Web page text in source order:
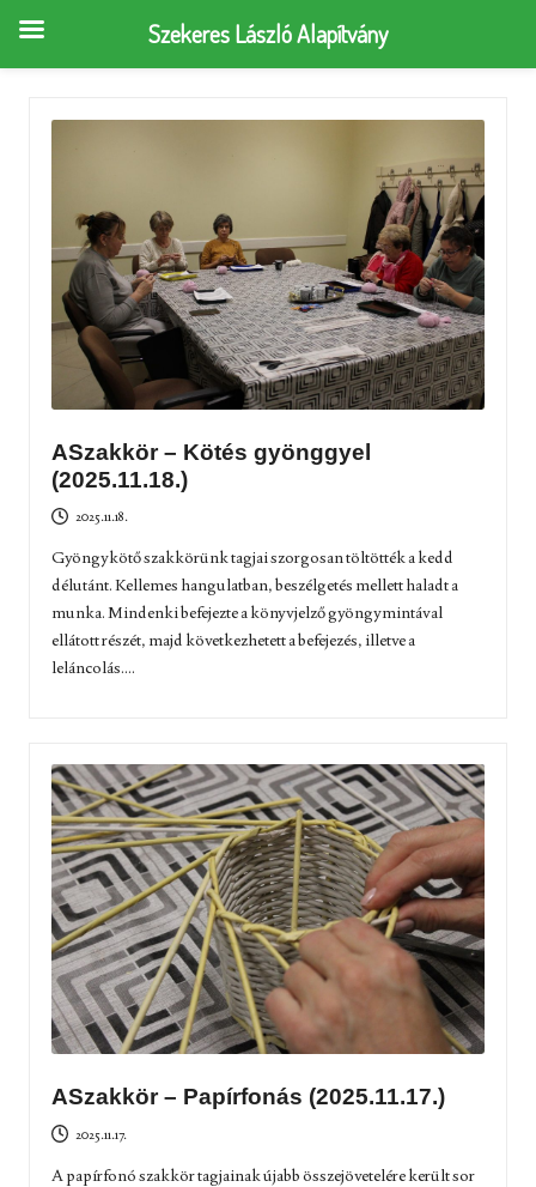
ASzakkör – Kötés gyönggyel
(2025.11.18.)
2025.11.18.
Gyöngykötő szakkörünk tagjai szorgosan töltötték a kedd
délutánt. Kellemes hangulatban, beszélgetés mellett haladt a
munka. Mindenki befejezte a könyvjelző gyöngymintával
ellátott részét, majd következhetett a befejezés, illetve a
leláncolás....
ASzakkör – Papírfonás (2025.11.17.)
2025.11.17.
A papírfonó szakkör tagjainak újabb összejövetelére került sor
Szekeres László Alapítvány